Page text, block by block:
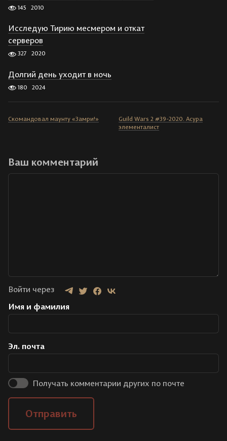
145 2010
Исследую Тирию месмером и откат
серверов
327 2020
Долгий день уходит в ночь
180 2024
Скомандовал маунту «Замри!»
Guild Wars 2 #39-2020. Асура
элементалист
Ваш комментарий
Войти через
Имя и фамилия
Эл. почта
Получать комментарии других по почте
Отправить